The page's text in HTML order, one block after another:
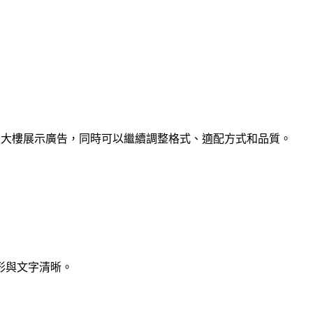
樓展示廣告，同時可以繼續調整格式、適配方式和品質。
文字清晰。